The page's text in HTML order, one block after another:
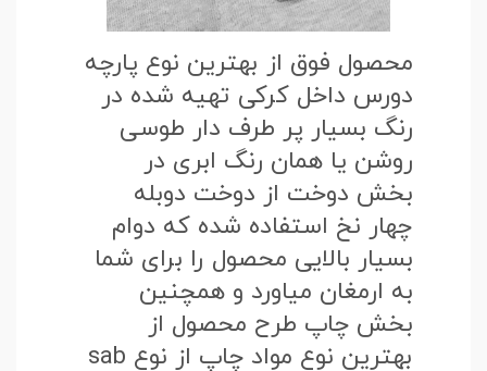
محصول فوق از بهترین نوع پارچه
دورس داخل کرکی تهیه شده در
رنگ بسیار پر طرف دار طوسی
روشن یا همان رنگ ابری در
بخش دوخت از دوخت دوبله
چهار نخ استفاده شده که دوام
بسیار بالایی محصول را برای شما
به ارمغان میاورد و همچنین
بخش چاپ طرح محصول از
بهترین نوع مواد چاپ از نوع sab